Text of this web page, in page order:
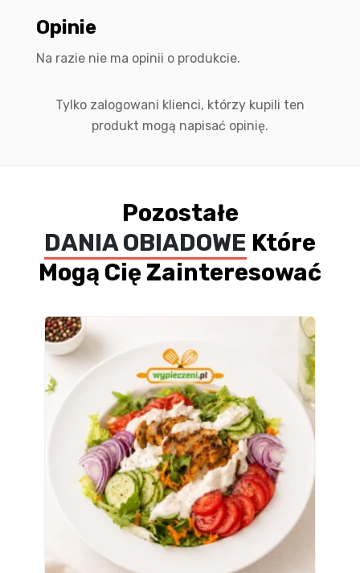
Opinie
Na razie nie ma opinii o produkcie.
Tylko zalogowani klienci, którzy kupili ten
produkt mogą napisać opinię.
Pozostałe
DANIA OBIADOWE Które
Mogą Cię Zainteresować